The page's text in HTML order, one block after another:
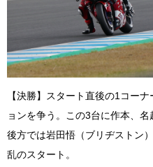
【決勝】スタート直後の1コー
ョンを争う。この3台に作本、名
後方では岩田悟（ブリヂストン
乱のスタート。